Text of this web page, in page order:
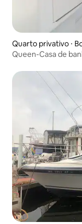
Quarto privativo ⋅
Queen-Casa de